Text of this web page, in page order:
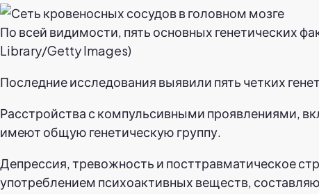
По всей видимости, пять основных генетических
Library/Getty Images)
Последние исследования выявили пять четких
Расстройства с компульсивными проявлениями,
имеют общую генетическую группу.
Депрессия, тревожность и посттравматическое
употреблением психоактивных веществ,